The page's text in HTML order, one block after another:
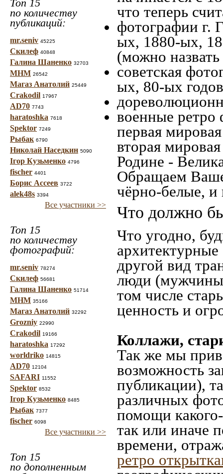
Топ 15
по количеству
публикаций:
mr.seniv 45225
Скилеф 40848
Галина Шаненко 32703
МНМ 26542
Магаз Анатолий 25449
Crakodil 17967
AD70 7743
haratoshka 7618
Spektor 7249
Рыбак 6790
Николай Наседкин 5090
Ігор Кузьменко 4796
fischer 4401
Борис Ассеев 3722
alek48s 3394
Все участники >>
Топ 15
по количеству
фотографий:
mr.seniv 78274
Скилеф 56681
Галина Шаненко 51714
МНМ 35166
Магаз Анатолий 32292
Grozniy 22990
Crakodil 19166
haratoshka 17292
worldriko 14815
AD70 12104
SAFARI 11552
Spektor 8532
Ігор Кузьменко 8485
Рыбак 7377
fischer 6098
Все участники >>
Топ 15
по дополненным
что теперь
фотографии г.
ых, 1880-ых,
(можно
советская
ых, 80-ых
военные ретро
первая
вторая
Родине -
Обращаем
чёрно-белые, и
Что должно
Что угодно,
другой вид
люди
том числе
ценность и
Коллажи,
Так же мы
возможность
публикации),
различных
помощи
так или иначе
времени,
ретро